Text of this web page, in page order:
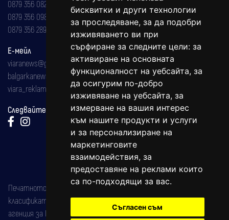
бисквитки и други технологии
за проследяване, за да подобри
изживяването ви при
сърфиране за следните цели: за
активиране на основната
функционалност на уебсайта, за
да осигурим по-добро
изживяване на уебсайта, за
измерване на вашия интерес
към нашите продукти и услуги
и за персонализиране на
маркетинговите
взаимодействия, за
предоставяне на реклами които
са по-подходящи за вас.
Съгласен съм
0879 356 082
0879 356 098
0879 356 289
Е-мейл
viaranews@gmail.com
balgarkanews@gmail.com
viara_reklama@mail.bg
Следвайте ни:
Печатното издание на вестника е регистрирано в националния
класификатор на печатните издания (Българска национална
агенция за ISSN) под номер: ISSN 1312-4722.